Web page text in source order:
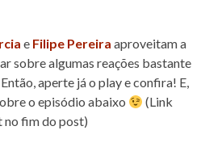
e Filipe Pereira aproveitam a
sobre algumas reações bastante
aperte já o play e confira! E,
o episódio abaixo
(Link
no fim do post)